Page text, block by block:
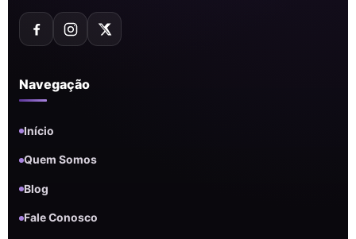
Navegação
Início
Quem Somos
Blog
Fale Conosco